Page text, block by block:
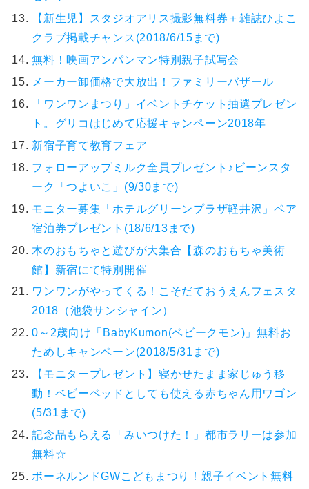
【新生児】スタジオアリス撮影無料券＋雑誌ひよこ
クラブ掲載チャンス(2018/6/15まで)
無料！映画アンパンマン特別親子試写会
メーカー卸価格で大放出！ファミリーバザール
「ワンワンまつり」イベントチケット抽選プレゼン
ト。グリコはじめて応援キャンペーン2018年
新宿子育て教育フェア
フォローアップミルク全員プレゼント♪ビーンスタ
ーク「つよいこ」(9/30まで)
モニター募集「ホテルグリーンプラザ軽井沢」ペア
宿泊券プレゼント(18/6/13まで)
木のおもちゃと遊びが大集合【森のおもちゃ美術
館】新宿にて特別開催
ワンワンがやってくる！こそだておうえんフェスタ
2018（池袋サンシャイン）
0～2歳向け「BabyKumon(ベビークモン)」無料お
ためしキャンペーン(2018/5/31まで)
【モニタープレゼント】寝かせたまま家じゅう移
動！ベビーベッドとしても使える赤ちゃん用ワゴン
(5/31まで)
記念品もらえる「みいつけた！」都市ラリーは参加
無料☆
ボーネルンドGWこどもまつり！親子イベント無料